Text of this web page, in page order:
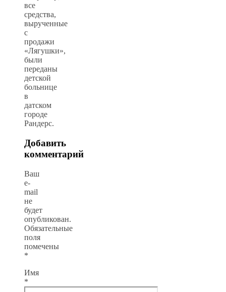
все
средства,
вырученные
с
продажи
«Лягушки»,
были
переданы
детской
больнице
в
датском
городе
Рандерс.
Добавить
комментарий
Ваш
e-
mail
не
будет
опубликован.
Обязательные
поля
помечены
*
Имя
*